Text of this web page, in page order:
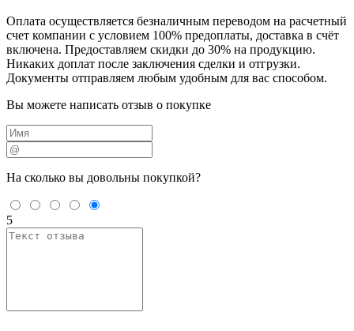
Оплата осуществляется безналичным переводом на расчетный
счет компании с условием 100% предоплаты, доставка в счёт
включена. Предоставляем скидки до 30% на продукцию.
Никаких доплат после заключения сделки и отгрузки.
Документы отправляем любым удобным для вас способом.
Вы можете написать отзыв о покупке
На сколько вы довольны покупкой?
5